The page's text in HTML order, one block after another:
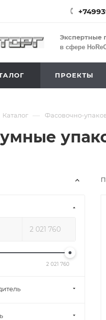
Экспертные
в сфере
ПРОЕКТЫ
Каталог — Фасовочно-
2 021 760